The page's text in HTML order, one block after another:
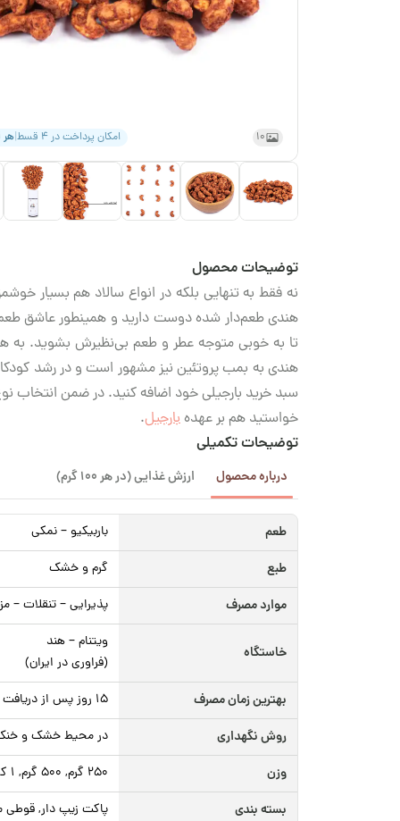
10 امکان پرداخت در ۴ قسط |
توضیحات محصول
نه فقط به تنهایی بلکه در انواع سالاد هم بسیار
هندی طعم‌دار شده دوست دارید و همینطور عاشق طعم
تا به خوبی متوجه عطر و طعم بی‌نظیرش بشوید. به
هندی به بمب پروتئین نیز مشهور است و در رشد
سبد خرید بارجیلی خود اضافه کنید. در ضمن انتخاب
خواستید هم بر عهده بارجیل.
توضیحات تکمیلی
درباره محصول ارزش غذایی (در هر 100 گرم)
طعم باربیکیو – نمکی
طبع گرم و خشک
موارد مصرف پذیرایی – تنقلات –
خاستگاه
ویتنام – هند
(فراوری در ایران)
بهترین زمان مصرف 15 روز پس از دریافت محصول
روش نگهداری در محیط خشک و خنک،
وزن 250 گرم, 500 گرم, 1 کیلوگرم
بسته بندی پاکت زیپ دار, قوطی